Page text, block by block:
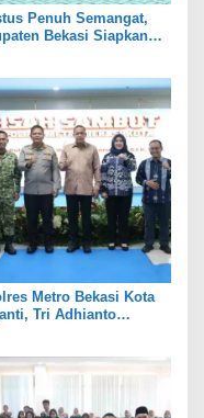
Penuh Semangat,
Bekasi Siapkan
Metro Bekasi Kota
Tri Adhianto